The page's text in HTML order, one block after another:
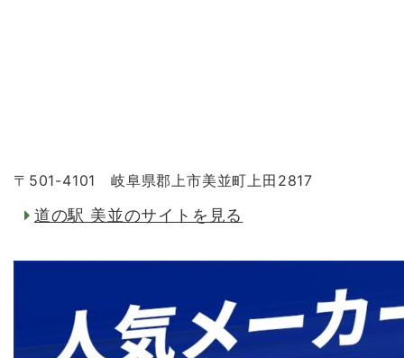
〒501-4101 岐阜県郡上市美並町上田2817
道の駅 美並のサイトを見る